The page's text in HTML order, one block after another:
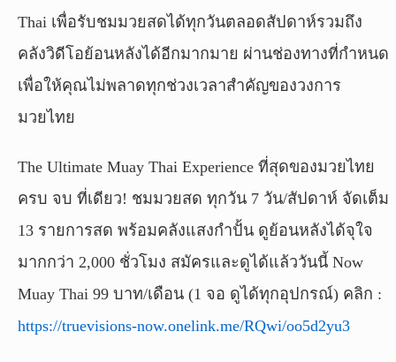
Thai เพื่อรับชมมวยสดได้ทุกวันตลอดสัปดาห์รวมถึง
คลังวิดีโอย้อนหลังได้อีกมากมาย ผ่านช่องทางที่กำหนด
เพื่อให้คุณไม่พลาดทุกช่วงเวลาสำคัญของวงการ
มวยไทย
The Ultimate Muay Thai Experience ที่สุดของมวยไทย
ครบ จบ ที่เดียว! ชมมวยสด ทุกวัน 7 วัน/สัปดาห์ จัดเต็ม
13 รายการสด พร้อมคลังแสงกำปั้น ดูย้อนหลังได้จุใจ
มากกว่า 2,000 ชั่วโมง สมัครและดูได้แล้ววันนี้ Now
Muay Thai 99 บาท/เดือน (1 จอ ดูได้ทุกอุปกรณ์) คลิก :
https://truevisions-now.onelink.me/RQwi/oo5d2yu3